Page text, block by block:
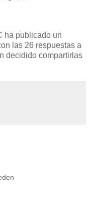
ha publicado un
las 26 respuestas a
decidido compartirlas